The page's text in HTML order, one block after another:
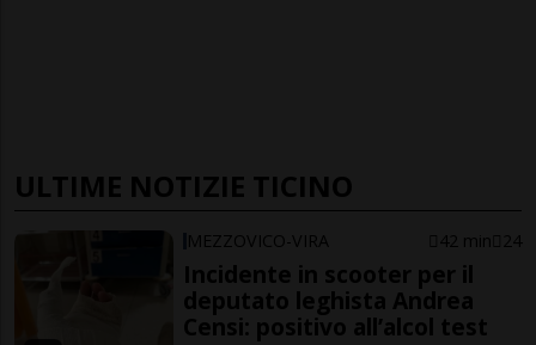
ULTIME NOTIZIE TICINO
MEZZOVICO-VIRA 42 min 24
Incidente in scooter per il
deputato leghista Andrea
Censi: positivo all’alcol test